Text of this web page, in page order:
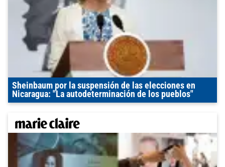
Sheinbaum por la suspensión de las elecciones en
Nicaragua: "La autodeterminación de los pueblos"